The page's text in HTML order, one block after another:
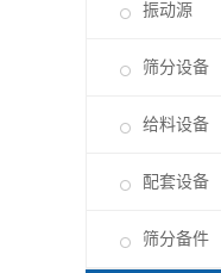
振动源
筛分设备
给料设备
配套设备
筛分备件